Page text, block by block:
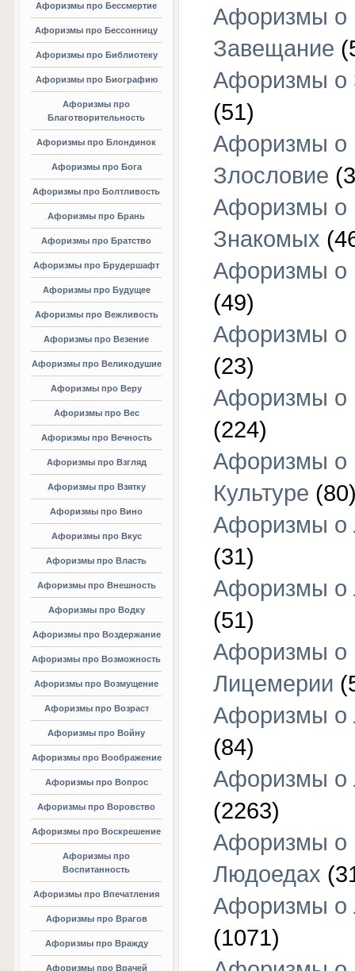
Афоризмы про Бессмертие
Афоризмы про Бессонницу
Афоризмы про Библиотеку
Афоризмы про Биографию
Афоризмы про
Благотворительность
Афоризмы про Блондинок
Афоризмы про Бога
Афоризмы про Болтливость
Афоризмы про Брань
Афоризмы про Братство
Афоризмы про Брудершафт
Афоризмы про Будущее
Афоризмы про Вежливость
Афоризмы про Везение
Афоризмы про Великодушие
Афоризмы про Веру
Афоризмы про Вес
Афоризмы про Вечность
Афоризмы про Взгляд
Афоризмы про Взятку
Афоризмы про Вино
Афоризмы про Вкус
Афоризмы про Власть
Афоризмы про Внешность
Афоризмы про Водку
Афоризмы про Воздержание
Афоризмы про Возможность
Афоризмы про Возмущение
Афоризмы про Возраст
Афоризмы про Войну
Афоризмы про Воображение
Афоризмы про Вопрос
Афоризмы про Воровство
Афоризмы про Воскрешение
Афоризмы про
Воспитанность
Афоризмы про Впечатления
Афоризмы про Врагов
Афоризмы про Вражду
Афоризмы про Врачей
Афоризмы о
Завещание
Афоризмы о
(51)
Афоризмы о
Злословие
Афоризмы о
Знакомых
Афоризмы о
(49)
Афоризмы о
(23)
Афоризмы о
(224)
Афоризмы о
Культуре
Афоризмы о
(31)
Афоризмы о
(51)
Афоризмы о
Лицемерии
Афоризмы о
(84)
Афоризмы о
(2263)
Афоризмы о
Людоедах
Афоризмы о
(1071)